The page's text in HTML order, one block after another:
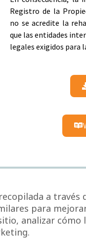
Registro de la
no se acredite la
que las entidades
legales exigidos para
a través
para
analizar cómo